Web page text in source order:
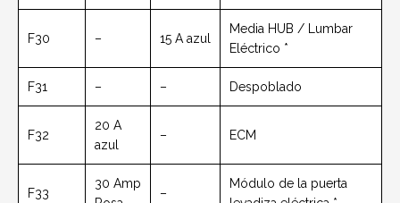
F30 – 15 A azul
Media HUB / Lumbar
Eléctrico *
F31 – – Despoblado
F32
20 A
azul
– ECM
F33
30 Amp
–
Módulo de la puerta